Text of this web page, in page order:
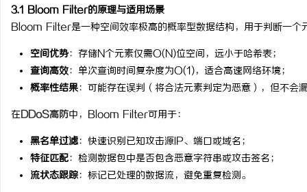
3.1 Bloom Filter的原理与适用场景
Bloom Filter是一种空间效率极高的概率型数据结构，用于判断一个
空间优势：存储N个元素仅需O(N)位空间，远小于哈希表；
查询高效：单次查询时间复杂度为O(1)，适合高速网络环境；
概率性结果：可能存在误判（将合法元素判定为恶意），但不会
在DDoS高防中，Bloom Filter可用于：
黑名单过滤：快速识别已知攻击源IP、端口或域名；
特征匹配：检测数据包中是否包含恶意字符串或攻击签名；
流状态跟踪：标记已处理的数据流，避免重复检测。